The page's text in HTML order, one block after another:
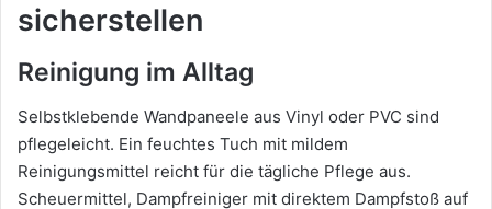
sicherstellen
Reinigung im Alltag
Selbstklebende Wandpaneele aus Vinyl oder PVC sind
pflegeleicht. Ein feuchtes Tuch mit mildem
Reinigungsmittel reicht für die tägliche Pflege aus.
Scheuermittel, Dampfreiniger mit direktem Dampfstoß auf